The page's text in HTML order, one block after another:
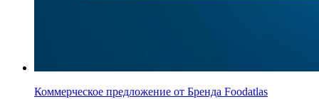
Коммерческое предложение от Бренда Foodatlas